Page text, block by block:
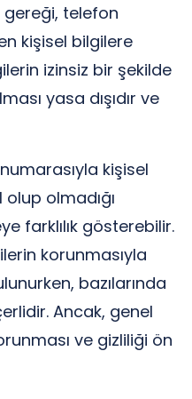
telefon
kişisel bilgilere
izinsiz bir şekilde
yasa dışıdır ve
kişisel
olmadığı
farklılık gösterebilir.
korunmasıyla
bazılarında
Ancak, genel
ve gizliliği ön